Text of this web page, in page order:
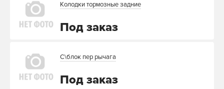
Колодки тормозные задние
Под заказ
С\блок пер рычага
Под заказ